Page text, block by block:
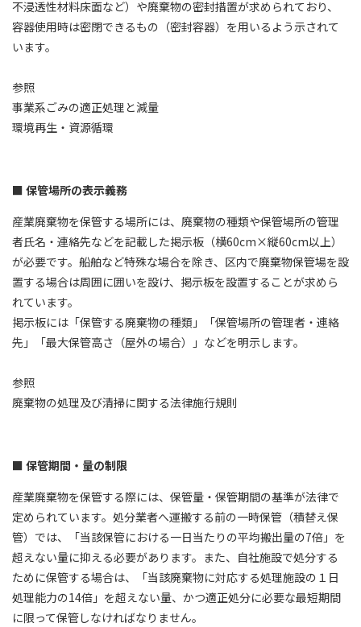
不浸透性材料床面など）や廃棄物の密封措置が求められており、
容器使用時は密閉できるもの（密封容器）を用いるよう示されて
います。
参照
事業系ごみの適正処理と減量
環境再生・資源循環
保管場所の表示義務
産業廃棄物を保管する場所には、廃棄物の種類や保管場所の管理
者氏名・連絡先などを記載した掲示板（横60cm×縦60cm以上）
が必要です。船舶など特殊な場合を除き、区内で廃棄物保管場を設
置する場合は周囲に囲いを設け、掲示板を設置することが求めら
れています。
掲示板には「保管する廃棄物の種類」「保管場所の管理者・連絡
先」「最大保管高さ（屋外の場合）」などを明示します。
参照
廃棄物の処理及び清掃に関する法律施行規則
保管期間・量の制限
産業廃棄物を保管する際には、保管量・保管期間の基準が法律で
定められています。処分業者へ運搬する前の一時保管（積替え保
管）では、「当該保管における一日当たりの平均搬出量の7倍」を
超えない量に抑える必要があります。また、自社施設で処分する
ために保管する場合は、「当該廃棄物に対応する処理施設の１日
処理能力の14倍」を超えない量、かつ適正処分に必要な最短期間
に限って保管しなければなりません。